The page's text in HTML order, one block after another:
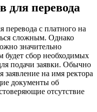
для перевода
перевода с платного на
сложным. Однако
значительно
будет сбор необходимых
подачи заявки. Обычно
на имя ректора
документы об
отсутствие